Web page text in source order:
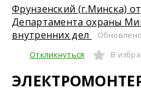
Фрунзенский (г.Минска)
Департамента охраны
внутренних дел
Откликнуться В